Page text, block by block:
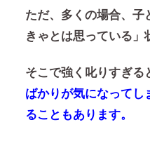
ただ、多くの場合、子
きゃとは思っている」
そこで強く叱りすぎる
ばかりが気になってし
ることもあります。